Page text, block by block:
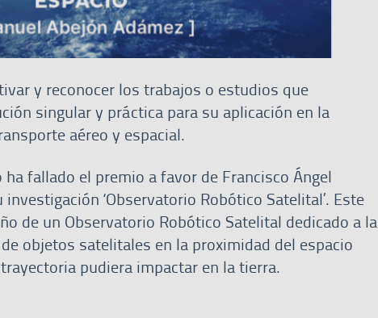
y reconocer los trabajos o estudios que
singular y práctica para su aplicación en la
aéreo y espacial.
fallado el premio a favor de Francisco Ángel
‘Observatorio Robótico Satelital’. Este
de un Observatorio Robótico Satelital dedicado a la
objetos satelitales en la proximidad del espacio
pudiera impactar en la tierra.